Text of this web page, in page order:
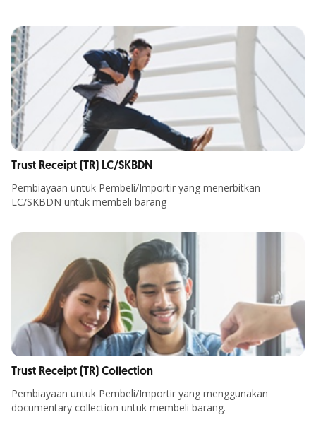
Trust Receipt (TR) LC/SKBDN
Pembiayaan untuk Pembeli/Importir yang menerbitkan
LC/SKBDN untuk membeli barang
Trust Receipt (TR) Collection
Pembiayaan untuk Pembeli/Importir yang menggunakan
documentary collection untuk membeli barang.